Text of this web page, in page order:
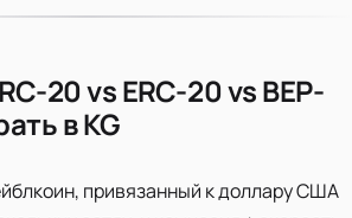
20 vs ERC-20 vs BEP-
в KG
привязанный к доллару США